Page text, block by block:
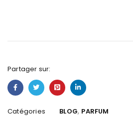
Partager sur:
Catégories BLOG, PARFUM